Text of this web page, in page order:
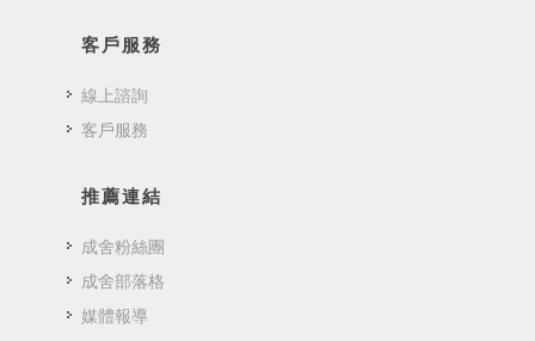
客戶服務
線上諮詢
客戶服務
推薦連結
成舍粉絲團
成舍部落格
媒體報導